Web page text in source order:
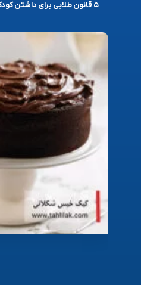
۵ قانون طلایی برای داشتن کودک خوش غذا و خوش اشتها